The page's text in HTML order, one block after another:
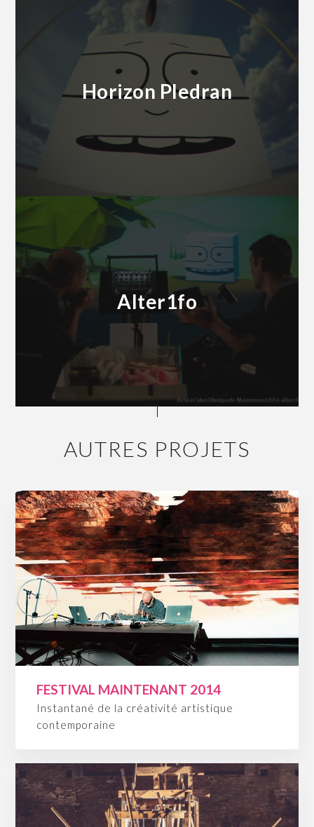
Horizon Pledran
Alter1fo
AUTRES PROJETS
FESTIVAL MAINTENANT 2014
Instantané de la créativité artistique
contemporaine